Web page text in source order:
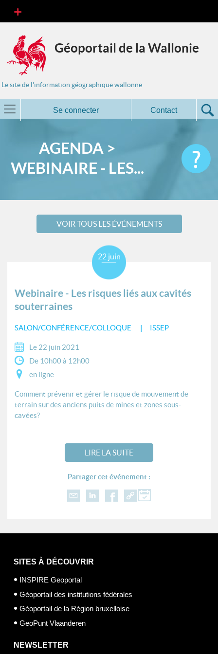
Géoportail de la Wallonie
Le site de l'information géographique wallonne
Se connecter Contact
AGENDA >
WEBINAIRE - LES...
VOIR TOUS LES ÉVÉNEMENTS
Webinaire - Les risques liés aux cavités
souterraines
SALON/CONFÉRENCE/COLLOQUE ISSEP
22 juin
Le 22 juin 2021
De 10h00 à 12h00
en ligne
Comment prévenir et gérer le risque de mouvement de
terrain sur des anciens puits de mines et zones sous-
cavées?
LIRE LA SUITE
Partager cet événement :
SITES À DÉCOUVRIR
INSPIRE Geoportal
Géoportail des institutions fédérales
Géoportail de la Région bruxelloise
GeoPunt Vlaanderen
NEWSLETTER